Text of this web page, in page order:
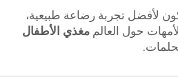
لأفضل تجربة رضاعة طبيعية،
حول العالم مغذي الأطفال